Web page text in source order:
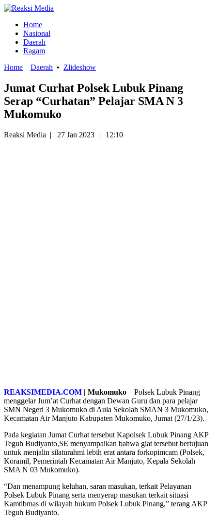
Home
Nasional
Daerah
Ragam
Home
Daerah • Zlideshow
Jumat Curhat Polsek Lubuk Pinang
Serap “Curhatan” Pelajar SMA N 3
Mukomuko
Reaksi Media | 27 Jan 2023 | 12:10
REAKSIMEDIA.COM | Mukomuko – Polsek Lubuk Pinang
menggelar Jum’at Curhat dengan Dewan Guru dan para pelajar
SMN Negeri 3 Mukomuko di Aula Sekolah SMAN 3 Mukomuko,
Kecamatan Air Manjuto Kabupaten Mukomuko, Jumat (27/1/23).
Pada kegiatan Jumat Curhat tersebut Kapolsek Lubuk Pinang AKP
Teguh Budiyanto,SE menyampaikan bahwa giat tersebut bertujuan
untuk menjalin silaturahmi lebih erat antara forkopimcam (Polsek,
Koramil, Pemerintah Kecamatan Air Manjuto, Kepala Sekolah
SMA N 03 Mukomuko).
“Dan menampung keluhan, saran masukan, terkait Pelayanan
Polsek Lubuk Pinang serta menyerap masukan terkait situasi
Kamtibmas di wilayah hukum Polsek Lubuk Pinang,” terang AKP
Teguh Budiyanto.